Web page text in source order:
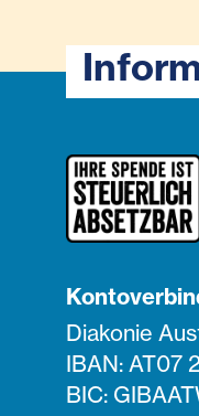
Diakonie
IBAN: AT07
BIC: